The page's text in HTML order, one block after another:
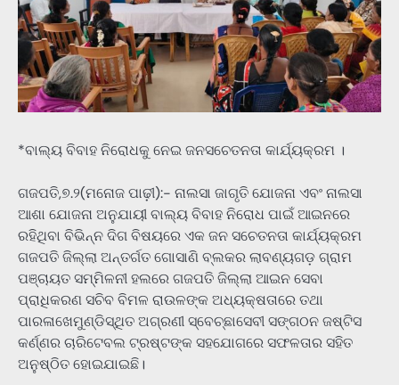
*ବାଲ୍ୟ ବିବାହ ନିରୋଧକୁ ନେଇ ଜନସଚେତନତା କାର୍ଯ୍ୟକ୍ରମ ।
ଗଜପତି,୭.୨(ମନୋଜ ପାଢ଼ୀ):- ନାଲସା ଜାଗୃତି ଯୋଜନା ଏବଂ ନାଲସା
ଆଶା ଯୋଜନା ଅନୁଯାୟୀ ବାଲ୍ୟ ବିବାହ ନିରୋଧ ପାଇଁ ଆଇନରେ
ରହିଥିବା ବିଭିନ୍ନ ଦିଗ ବିଷୟରେ ଏକ ଜନ ସଚେତନତା କାର୍ଯ୍ୟକ୍ରମ
ଗଜପତି ଜିଲ୍ଲା ଅନ୍ତର୍ଗତ ଗୋସାଣି ବ୍ଲକର ଲାବଣ୍ୟଗଡ଼ ଗ୍ରାମ
ପଞ୍ଚାୟତ ସମ୍ମିଳନୀ ହଲରେ ଗଜପତି ଜିଲ୍ଲା ଆଇନ ସେବା
ପ୍ରାଧିକରଣ ସଚିବ ବିମଳ ରାଉଳଙ୍କ ଅଧ୍ୟକ୍ଷତାରେ ତଥା
ପାରଳାଖେମୁଣ୍ଡିସ୍ଥିତ ଅଗ୍ରଣୀ ସ୍ବେଚ୍ଛାସେବୀ ସଙ୍ଗଠନ ଜଷ୍ଟିସ
କର୍ଣ୍ଣର ଚାରିଟେବଲ ଟ୍ରଷ୍ଟଙ୍କ ସହଯୋଗରେ ସଫଳତାର ସହିତ
ଅନୁଷ୍ଠିତ ହୋଇଯାଇଛି।